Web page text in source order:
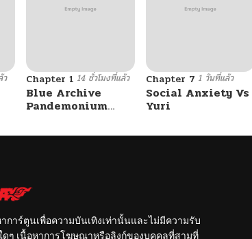
ว Chapter 1 14 ชั่วโมงที่แล้ว
Blue Archive
Pandemonium
Hayashiya
Chapter 7 1 วันที่แล้ว
Social Anxiety Vs
Yuri
การ์ตูนเพื่อความบันเทิงเท่านั้นและไม่มีความรับ
ดๆ เนื้อหาการโฆษณาหรือลิงก์ของบุคคลที่สามที่